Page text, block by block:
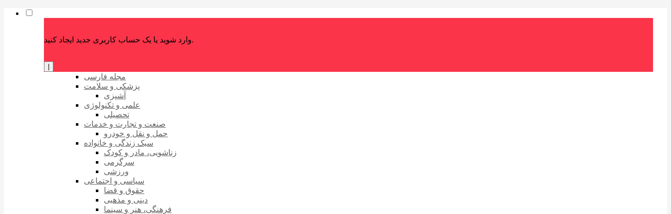
وارد شوید یا یک حساب کاربری جدید ایجاد کنید.
مجله فارسی
پزشکی و سلامت
آشپزی
علمی و تکنولوژی
تحصیلی
صنعت و تجارت و خدمات
حمل و نقل و خودرو
سبک زندگی و خانواده
زناشویی، مادر و کودک
سرگرمی
ورزشی
سیاسی و اجتماعی
حقوق و قضا
دینی و مذهبی
فرهنگی، هنر و سینما